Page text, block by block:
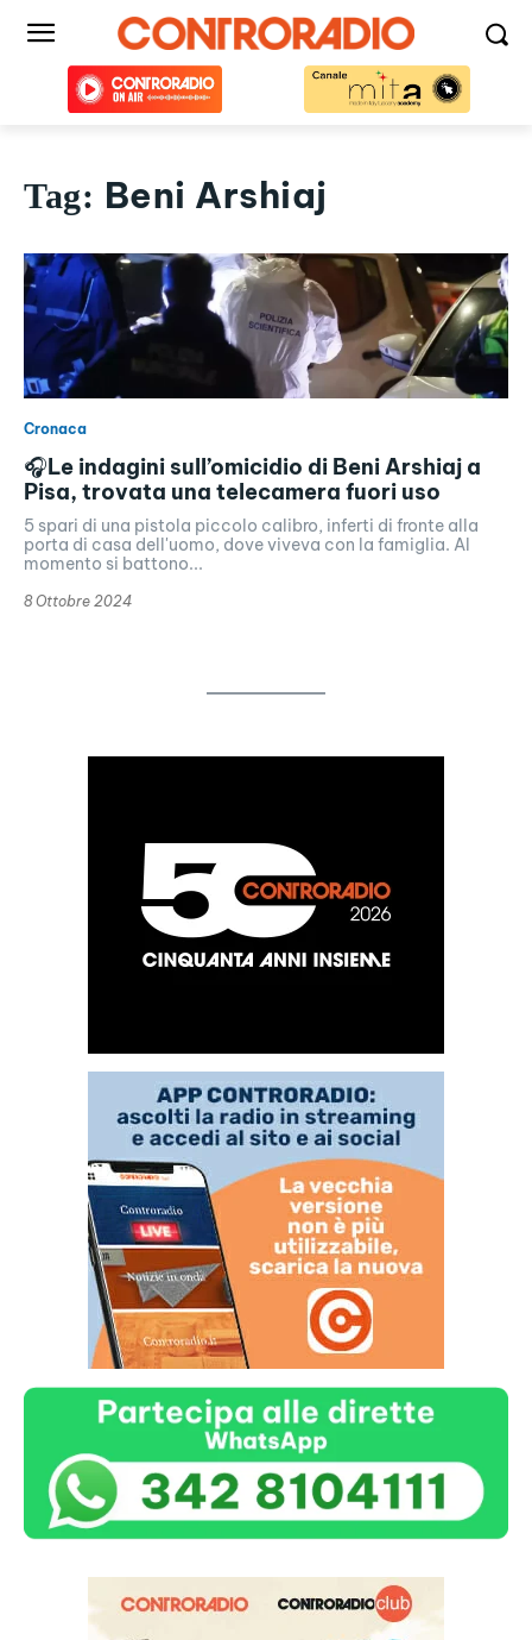
Tag: Beni Arshiaj
Cronaca
🎧Le indagini sull’omicidio di Beni Arshiaj a
Pisa, trovata una telecamera fuori uso
5 spari di una pistola piccolo calibro, inferti di fronte alla
porta di casa dell'uomo, dove viveva con la famiglia. Al
momento si battono...
8 Ottobre 2024